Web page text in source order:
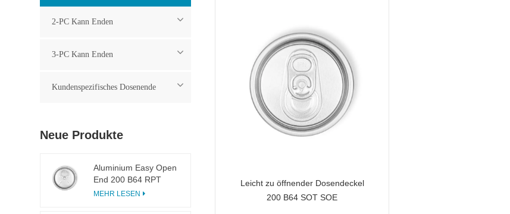
Leicht zu öffnender Dosendeckel
200 B64 SOT SOE
2-PC Kann Enden
3-PC Kann Enden
Kundenspezifisches Dosenende
Neue Produkte
Aluminium Easy Open
End 200 B64 RPT
LOE
MEHR LESEN